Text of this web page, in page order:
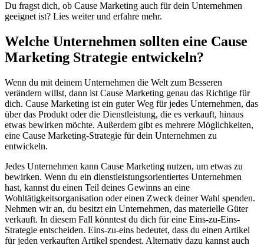
Du fragst dich, ob Cause Marketing auch für dein Unternehmen
geeignet ist? Lies weiter und erfahre mehr.
Welche Unternehmen sollten eine Cause
Marketing Strategie entwickeln?
Wenn du mit deinem Unternehmen die Welt zum Besseren
verändern willst, dann ist Cause Marketing genau das Richtige für
dich. Cause Marketing ist ein guter Weg für jedes Unternehmen, das
über das Produkt oder die Dienstleistung, die es verkauft, hinaus
etwas bewirken möchte. Außerdem gibt es mehrere Möglichkeiten,
eine Cause Marketing-Strategie für dein Unternehmen zu
entwickeln.
Jedes Unternehmen kann Cause Marketing nutzen, um etwas zu
bewirken. Wenn du ein dienstleistungsorientiertes Unternehmen
hast, kannst du einen Teil deines Gewinns an eine
Wohltätigkeitsorganisation oder einen Zweck deiner Wahl spenden.
Nehmen wir an, du besitzt ein Unternehmen, das materielle Güter
verkauft. In diesem Fall könntest du dich für eine Eins-zu-Eins-
Strategie entscheiden. Eins-zu-eins bedeutet, dass du einen Artikel
für jeden verkauften Artikel spendest. Alternativ dazu kannst auch